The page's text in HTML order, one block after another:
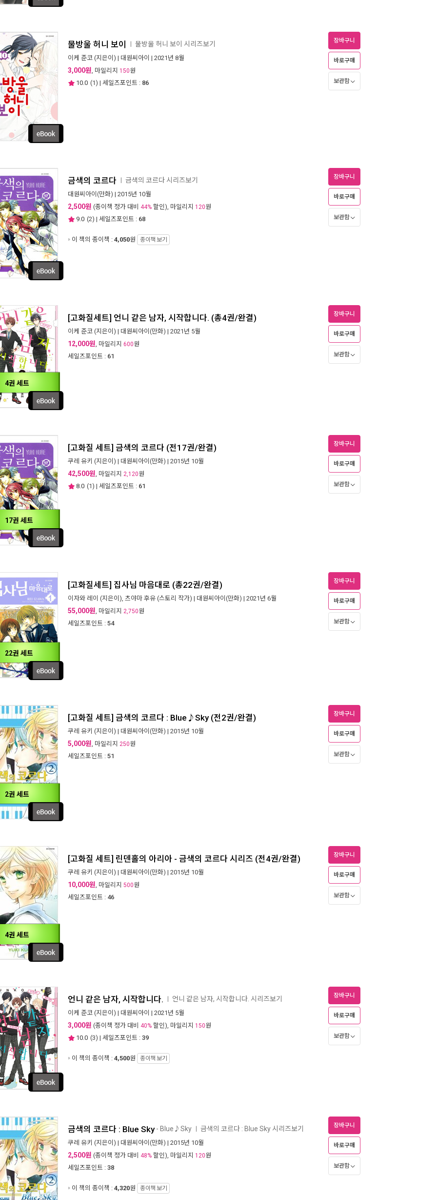
물방울 허니 보이 물방울 허니 보이 시리즈보기
이케 준코 (지은이) | 대원씨아이 | 2021년 8월
3,000원, 마일리지 150원
10.0 (1) | 세일즈포인트 : 86
장바구니
바로구매
보관함
금색의 코르다 금색의 코르다 시리즈보기
대원씨아이(만화) | 2015년 10월
2,500원 (종이책 정가 대비 44% 할인), 마일리지 120원
9.0 (2) | 세일즈포인트 : 68
이 책의 종이책 : 4,050원 종이책 보기
장바구니
바로구매
보관함
4권 세트
[고화질세트] 언니 같은 남자, 시작합니다. (총4권/완결)
이케 준코 (지은이) | 대원씨아이(만화) | 2021년 5월
12,000원, 마일리지 600원
세일즈포인트 : 61
장바구니
바로구매
보관함
17권 세트
[고화질 세트] 금색의 코르다 (전17권/완결)
쿠레 유키 (지은이) | 대원씨아이(만화) | 2015년 10월
42,500원, 마일리지 2,120원
8.0 (1) | 세일즈포인트 : 61
장바구니
바로구매
보관함
22권 세트
[고화질세트] 집사님 마음대로 (총22권/완결)
이자와 레이 (지은이), 츠야마 후유 (스토리 작가) | 대원씨아이(만화) | 2021년 6월
55,000원, 마일리지 2,750원
세일즈포인트 : 54
장바구니
바로구매
보관함
2권 세트
[고화질 세트] 금색의 코르다 : Blue♪Sky (전2권/완결)
쿠레 유키 (지은이) | 대원씨아이(만화) | 2015년 10월
5,000원, 마일리지 250원
세일즈포인트 : 51
장바구니
바로구매
보관함
4권 세트
[고화질 세트] 린덴홀의 아리아 - 금색의 코르다 시리즈 (전4권/완결)
쿠레 유키 (지은이) | 대원씨아이(만화) | 2015년 10월
10,000원, 마일리지 500원
세일즈포인트 : 46
장바구니
바로구매
보관함
언니 같은 남자, 시작합니다. 언니 같은 남자, 시작합니다. 시리즈보기
이케 준코 (지은이) | 대원씨아이 | 2021년 5월
3,000원 (종이책 정가 대비 40% 할인), 마일리지 150원
10.0 (3) | 세일즈포인트 : 39
이 책의 종이책 : 4,500원 종이책 보기
장바구니
바로구매
보관함
금색의 코르다 : Blue Sky- Blue♪Sky 금색의 코르다 : Blue Sky 시리즈보기
쿠레 유키 (지은이) | 대원씨아이(만화) | 2015년 10월
2,500원 (종이책 정가 대비 48% 할인), 마일리지 120원
세일즈포인트 : 38
이 책의 종이책 : 4,320원 종이책 보기
장바구니
바로구매
보관함